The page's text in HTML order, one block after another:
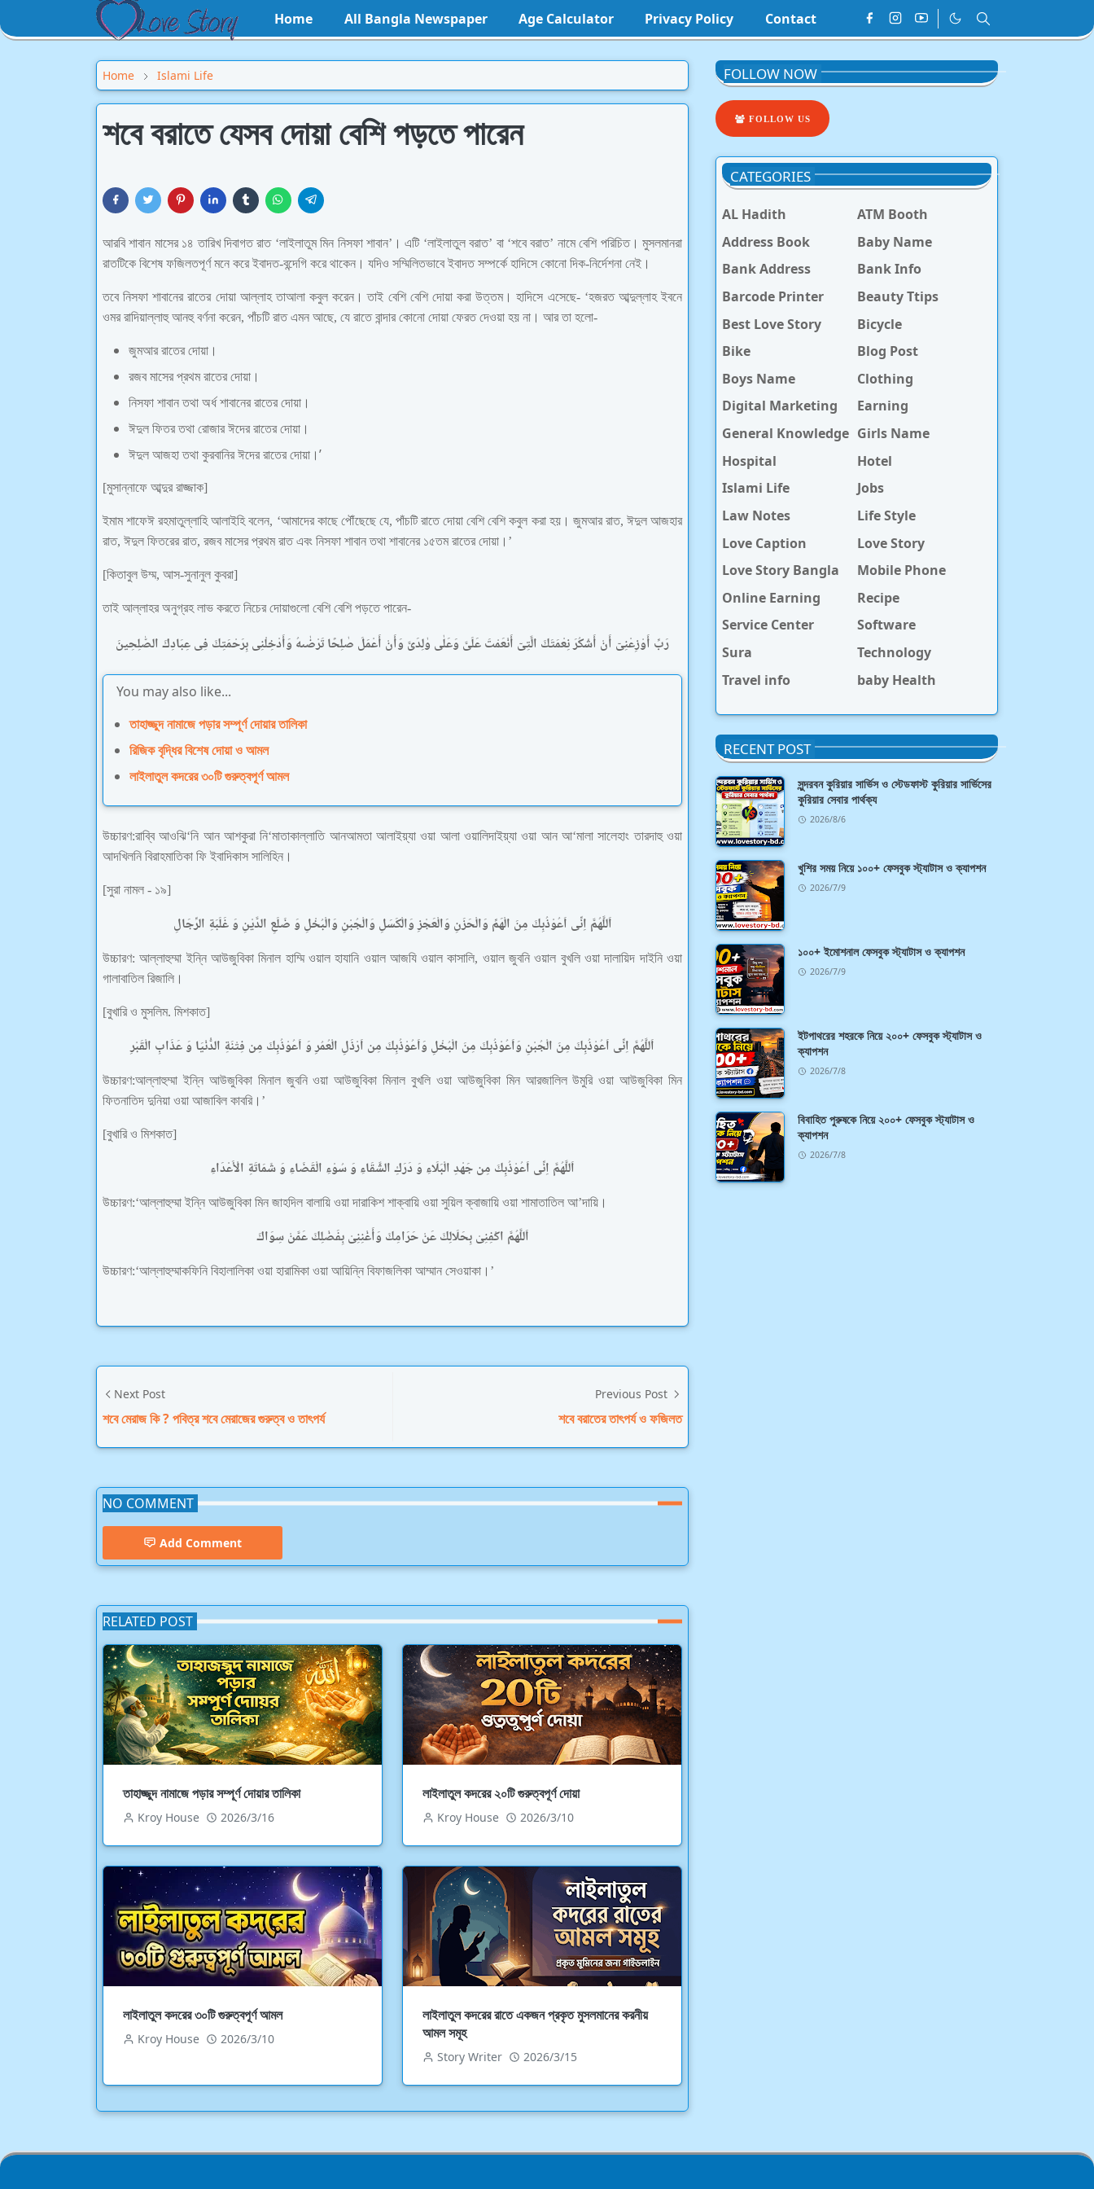
Home All Bangla Newspaper Age Calculator Privacy Policy Contact
Home Islami Life
শবে বরাতে যেসব দোয়া বেশি পড়তে পারেন
আরবি শাবান মাসের ১৪ তারিখ দিবাগত রাত ‘লাইলাতুম মিন নিসফা শাবান’। এটি ‘লাইলাতুল বরাত’ বা ‘শবে বরাত’ নামে বেশি পরিচিত। মুসলমানরা
রাতটিকে বিশেষ ফজিলতপূর্ণ মনে করে ইবাদত-বন্দেগি করে থাকেন। যদিও সম্মিলিতভাবে ইবাদত সম্পর্কে হাদিসে কোনো দিক-নির্দেশনা নেই।
তবে নিসফা শাবানের রাতের দোয়া আল্লাহ তাআলা কবুল করেন। তাই বেশি বেশি দোয়া করা উত্তম। হাদিসে এসেছে- ‘হজরত আব্দুল্লাহ ইবনে
ওমর রাদিয়াল্লাহু আনহু বর্ণনা করেন, পাঁচটি রাত এমন আছে, যে রাতে বান্দার কোনো দোয়া ফেরত দেওয়া হয় না। আর তা হলো-
জুমআর রাতের দোয়া।
রজব মাসের প্রথম রাতের দোয়া।
নিসফা শাবান তথা অর্ধ শাবানের রাতের দোয়া।
ঈদুল ফিতর তথা রোজার ঈদের রাতের দোয়া।
ঈদুল আজহা তথা কুরবানির ঈদের রাতের দোয়া।’
[মুসান্নাফে আব্দুর রাজ্জাক]
ইমাম শাফেঈ রহমাতুল্লাহি আলাইহি বলেন, ‘আমাদের কাছে পৌঁছেছে যে, পাঁচটি রাতে দোয়া বেশি বেশি কবুল করা হয়। জুমআর রাত, ঈদুল আজহার
রাত, ঈদুল ফিতরের রাত, রজব মাসের প্রথম রাত এবং নিসফা শাবান তথা শাবানের ১৫তম রাতের দোয়া।’
[কিতাবুল উম্ম, আস-সুনানুল কুবরা]
তাই আল্লাহর অনুগ্রহ লাভ করতে নিচের দোয়াগুলো বেশি বেশি পড়তে পারেন-
رَبِّ أَوْزِعْنِىٓ أَنْ أَشْكُرَ نِعْمَتَكَ الَّتِىٓ أَنْعَمْتَ عَلَىَّ وَعَلٰى وٰلِدَىَّ وَأَنْ أَعْمَلَ صٰلِحًا تَرْضٰىهُ وَأَدْخِلْنِى بِرَحْمَتِكَ فِى عِبَادِكَ الصّٰلِحِينَ
You may also like...
তাহাজ্জুদ নামাজে পড়ার সম্পূর্ণ দোয়ার তালিকা
রিজিক বৃদ্ধির বিশেষ দোয়া ও আমল
লাইলাতুল কদরের ৩০টি গুরুত্বপূর্ণ আমল
উচ্চারণ:রাব্বি আওঝি‘নি আন আশকুরা নি‘মাতাকাল্লাতি আনআমতা আলাইয়্যা ওয়া আলা ওয়ালিদাইয়্যা ওয়া আন আ‘মালা সালেহাং তারদাহু ওয়া
আদখিলনি বিরাহমাতিকা ফি ইবাদিকাস সালিহিন।
[সুরা নামল - ১৯]
اَللَّهُمَّ اِنِّى اَعُوْذُبِكَ مِنَ الْهَمِّ وَالْحَزَنِ وَالْعَجْزِ وَالْكَسَلِ وَالْجُبْنِ وَالْبُخْلِ وَ ضَلَعِ الدَّيْنِ وَ غَلَبَةِ الرِّجَالِ
উচ্চারণ: আল্লাহুম্মা ইন্নি আউজুবিকা মিনাল হাম্মি ওয়াল হাযানি ওয়াল আজযি ওয়াল কাসালি, ওয়াল জুবনি ওয়াল বুখলি ওয়া দালায়িদ দাইনি ওয়া
গালাবাতিল রিজালি।
[বুখারি ও মুসলিম. মিশকাত]
اَللَّهُمَّ اِنِّى اَعُوْذُبِكَ مِنَ الْجُبْنِ وَاَعُوْذُبِكَ مِنَ الْبُخْلِ وَاَعُوْذُبِكَ مِن اَرْذَلِ الْعُمُرِ وَ اَعُوْذُبِكَ مِن فِتْنَةِ الدُّنْيَا وَ عَذَابِ الْقَبْرِ
উচ্চারণ:আল্লাহুম্মা ইন্নি আউজুবিকা মিনাল জুবনি ওয়া আউজুবিকা মিনাল বুখলি ওয়া আউজুবিকা মিন আরজালিল উমুরি ওয়া আউজুবিকা মিন
ফিতনাতিদ দুনিয়া ওয়া আজাবিল কাবরি।’
[বুখারি ও মিশকাত]
اَللَّهُمَّ اِنِّى اَعُوْذُبِكَ مِن جَهْدِ الْبَلَاءِ وَ دَرَكِ الشَّقَاءِ وَ سُوْءِ الْقَضَاءِ وَ شَمَاتَةِ الْأَعْدَاءِ
উচ্চারণ:‘আল্লাহুম্মা ইন্নি আউজুবিকা মিন জাহদিল বালায়ি ওয়া দারাকিশ শাক্বায়ি ওয়া সুয়িল ক্বাজায়ি ওয়া শামাতাতিল আ’দায়ি।
اَللَّهُمَّ اكْفِنِىْ بِحَلَالِكَ عَنْ حَرَامِكَ وَأَغْنِنِىْ بِفَضْلِكَ عَمَّنْ سِوَاكَ
উচ্চারণ:‘আল্লাহুম্মাকফিনি বিহালালিকা ওয়া হারামিকা ওয়া আয়িন্নি বিফাজলিকা আম্মান সেওয়াকা।’
Next Post
শবে মেরাজ কি ? পবিত্র শবে মেরাজের গুরুত্ব ও তাৎপর্য
Previous Post
শবে বরাতের তাৎপর্য ও ফজিলত
NO COMMENT
Add Comment
RELATED POST
তাহাজ্জুদ নামাজে পড়ার সম্পূর্ণ দোয়ার তালিকা
Kroy House 2026/3/16
লাইলাতুল কদরের ২০টি গুরুত্বপূর্ণ দোয়া
Kroy House 2026/3/10
লাইলাতুল কদরের ৩০টি গুরুত্বপূর্ণ আমল
Kroy House 2026/3/10
লাইলাতুল কদরের রাতে একজন প্রকৃত মুসলমানের করনীয়
আমল সমূহ
Story Writer 2026/3/15
FOLLOW NOW
FOLLOW US
CATEGORIES
AL Hadith
ATM Booth
Address Book
Baby Name
Bank Address
Bank Info
Barcode Printer
Beauty Ttips
Best Love Story
Bicycle
Bike
Blog Post
Boys Name
Clothing
Digital Marketing
Earning
General Knowledge Girls Name
Hospital
Hotel
Islami Life
Jobs
Law Notes
Life Style
Love Caption
Love Story
Love Story Bangla
Mobile Phone
Online Earning
Recipe
Service Center
Software
Sura
Technology
Travel info
baby Health
RECENT POST
সুন্দরবন কুরিয়ার সার্ভিস ও স্টেডফাস্ট কুরিয়ার সার্ভিসের
কুরিয়ার সেবার পার্থক্য
2026/8/6
খুশির সময় নিয়ে ১০০+ ফেসবুক স্ট্যাটাস ও ক্যাপশন
2026/7/9
১০০+ ইমোশনাল ফেসবুক স্ট্যাটাস ও ক্যাপশন
2026/7/9
ইটপাথরের শহরকে নিয়ে ২০০+ ফেসবুক স্ট্যাটাস ও
ক্যাপশন
2026/7/8
বিবাহিত পুরুষকে নিয়ে ২০০+ ফেসবুক স্ট্যাটাস ও
ক্যাপশন
2026/7/8